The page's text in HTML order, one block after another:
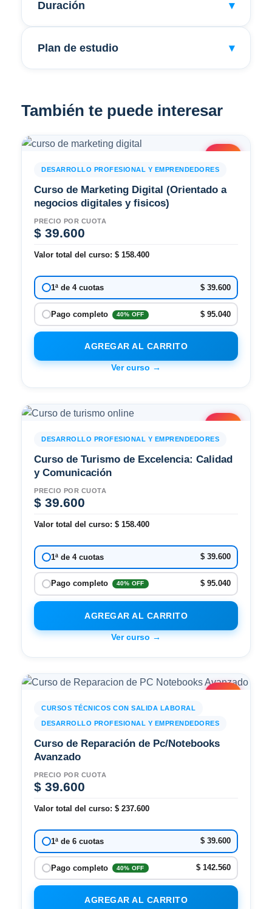
Duración ▾
Plan de estudio ▾
También te puede interesar
DESARROLLO PROFESIONAL Y EMPRENDEDORES
Curso de Marketing Digital (Orientado a
negocios digitales y fisicos)
PRECIO POR CUOTA
$ 39.600
Valor total del curso: $ 158.400
1ª de 4 cuotas $ 39.600
Pago completo 40% OFF $ 95.040
AGREGAR AL CARRITO
Ver curso →
DESARROLLO PROFESIONAL Y EMPRENDEDORES
Curso de Turismo de Excelencia: Calidad
y Comunicación
PRECIO POR CUOTA
$ 39.600
Valor total del curso: $ 158.400
1ª de 4 cuotas $ 39.600
Pago completo 40% OFF $ 95.040
AGREGAR AL CARRITO
Ver curso →
CURSOS TÉCNICOS CON SALIDA LABORAL
DESARROLLO PROFESIONAL Y EMPRENDEDORES
Curso de Reparación de Pc/Notebooks
Avanzado
PRECIO POR CUOTA
$ 39.600
Valor total del curso: $ 237.600
1ª de 6 cuotas $ 39.600
Pago completo 40% OFF $ 142.560
AGREGAR AL CARRITO